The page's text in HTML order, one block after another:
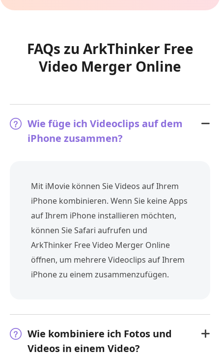
FAQs zu ArkThinker Free
Video Merger Online
Wie füge ich Videoclips auf dem
iPhone zusammen?
Mit iMovie können Sie Videos auf Ihrem
iPhone kombinieren. Wenn Sie keine Apps
auf Ihrem iPhone installieren möchten,
können Sie Safari aufrufen und
ArkThinker Free Video Merger Online
öffnen, um mehrere Videoclips auf Ihrem
iPhone zu einem zusammenzufügen.
Wie kombiniere ich Fotos und
Videos in einem Video?